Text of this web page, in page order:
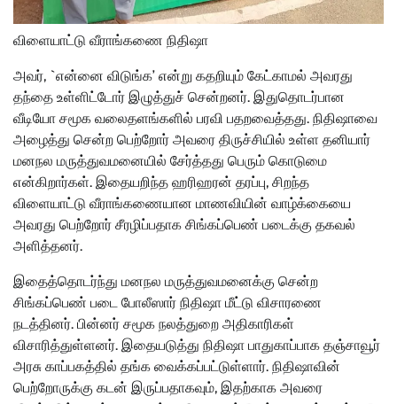
விளையாட்டு வீராங்கணை நிதிஷா
அவர், `என்னை விடுங்க’ என்று கதறியும் கேட்காமல் அவரது
தந்தை உள்ளிட்டோர் இழுத்துச் சென்றனர். இதுதொடர்பான
வீடியோ சமூக வலைதளங்களில் பரவி பதறவைத்தது. நிதிஷாவை
அழைத்து சென்ற பெற்றோர் அவரை திருச்சியில் உள்ள தனியார்
மனநல மருத்துவமனையில் சேர்த்தது பெரும் கொடுமை
என்கிறார்கள். இதையறிந்த ஹரிஹரன் தரப்பு, சிறந்த
விளையாட்டு வீராங்கணையான மாணவியின் வாழ்க்கையை
அவரது பெற்றோர் சீரழிப்பதாக சிங்கப்பெண் படைக்கு தகவல்
அளித்தனர்.
இதைத்தொடர்ந்து மனநல மருத்துவமனைக்கு சென்ற
சிங்கப்பெண் படை போலீஸார் நிதிஷா மீட்டு விசாரணை
நடத்தினர். பின்னர் சமூக நலத்துறை அதிகாரிகள்
விசாரித்துள்ளனர். இதையடுத்து நிதிஷா பாதுகாப்பாக தஞ்சாவூர்
அரசு காப்பகத்தில் தங்க வைக்கப்பட்டுள்ளார். நிதிஷாவின்
பெற்றோருக்கு கடன் இருப்பதாகவும், இதற்காக அவரை